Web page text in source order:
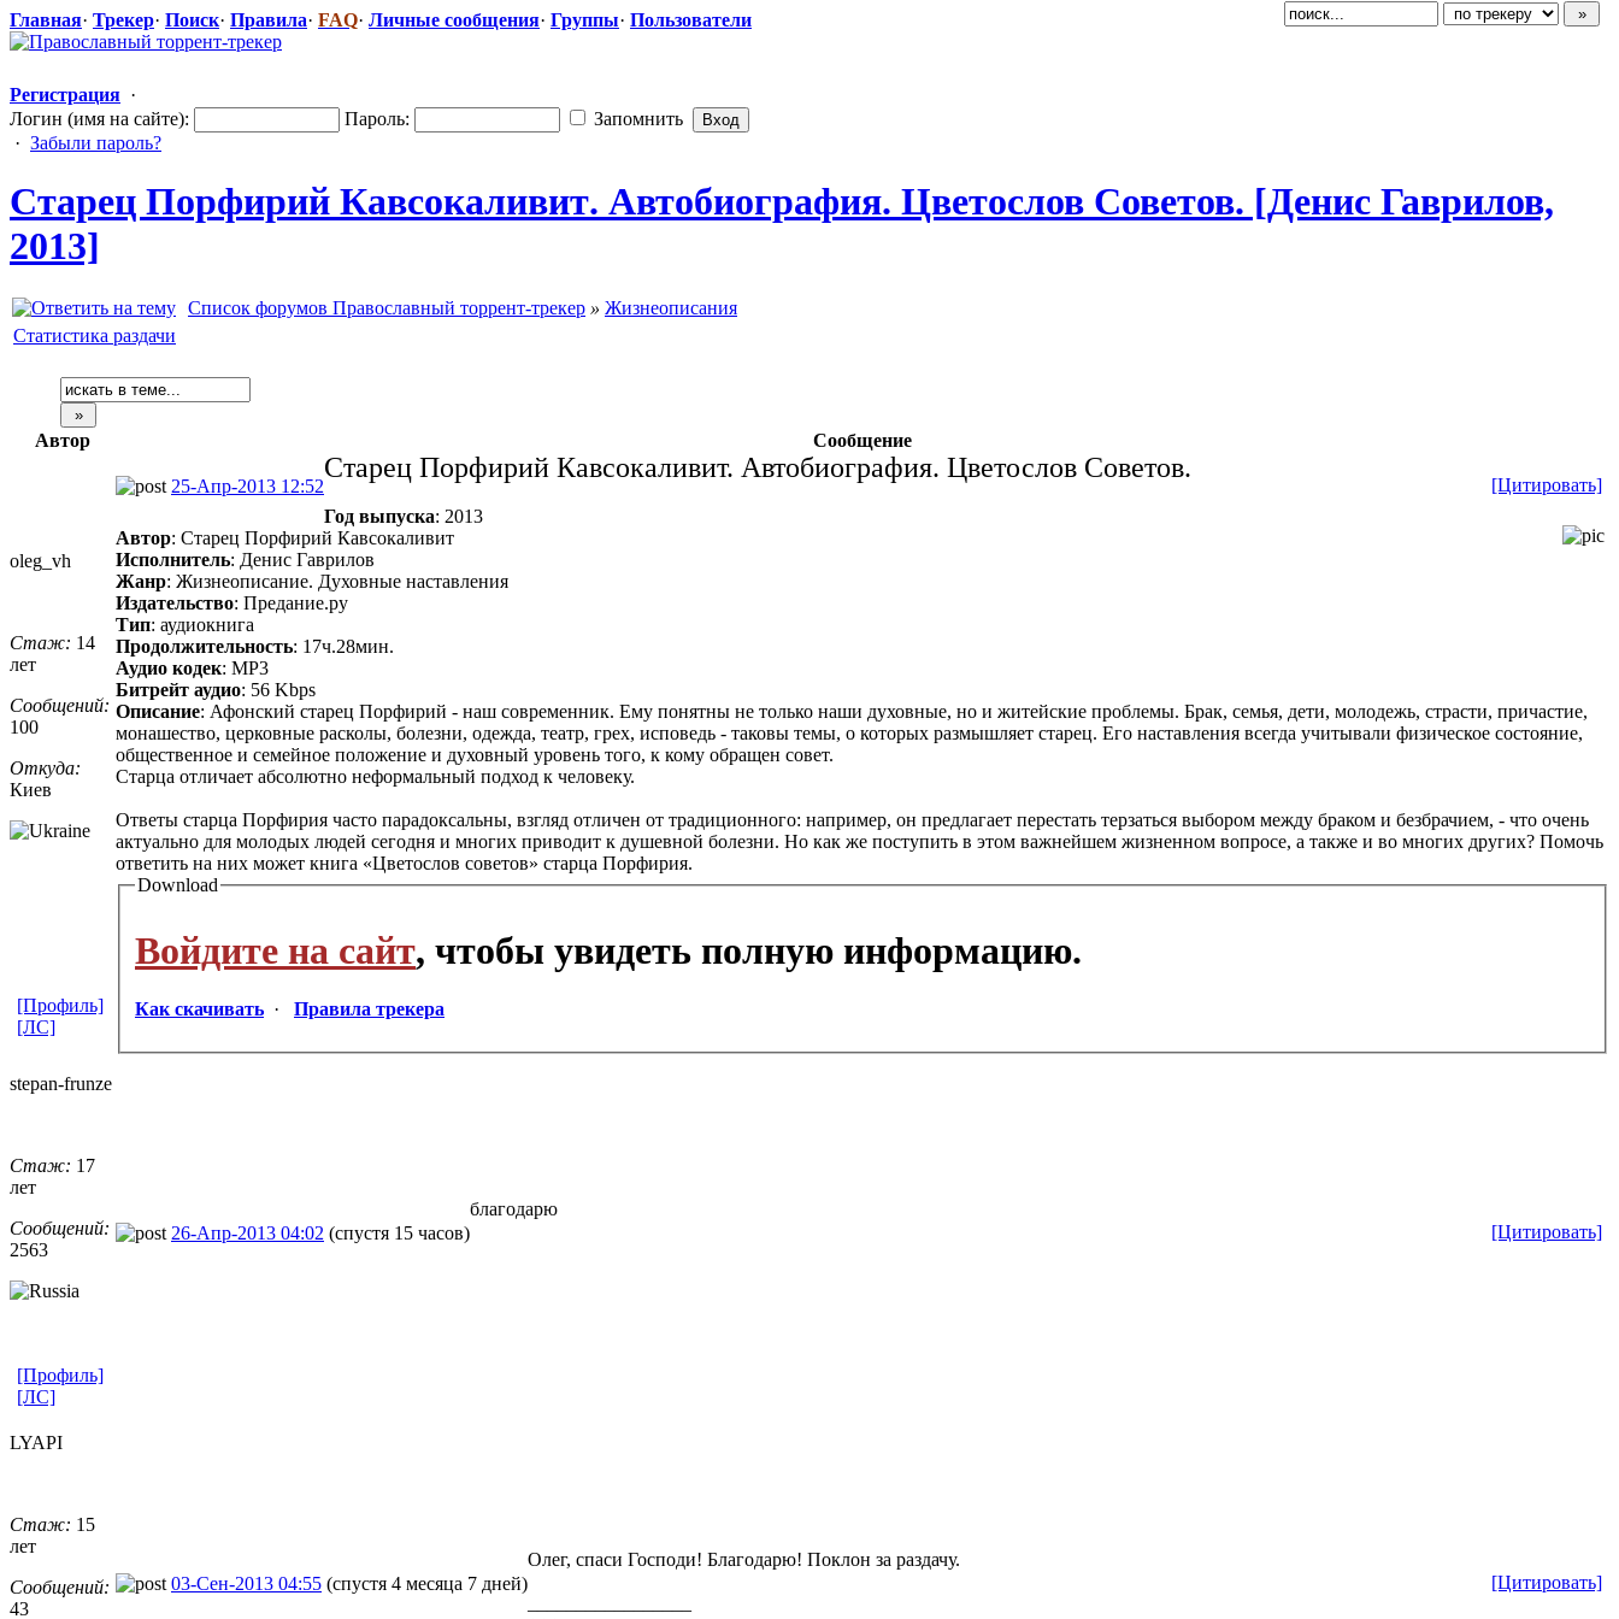
Главная· Трекер· Поиск· Правила· FAQ· Личные сообщения· Группы· Пользователи
Регистрация ·
Логин (имя на сайте):
Пароль:
Запомнить
· Забыли пароль?
Старец Порфирий Кавсокаливит​. Автобиографи​я. Цветослов Советов. [Денис Гаврилов,
2013]
Список форумов Православный торрент-трекер » Жизнеописания
Статистика раздачи
Автор Сообщение
oleg_vh
Стаж: 14
лет
Сообщений:
100
Откуда:
Киев
25-Апр-2013 12:52 [Цитировать]
Старец Порфирий Кавсокаливит. Автобиография. Цветослов Советов.
Год выпуска: 2013
Автор: Старец Порфирий Кавсокаливит
Исполнитель: Денис Гаврилов
Жанр: Жизнеописание. Духовные наставления
Издательство: Предание.ру
Тип: аудиокнига
Продолжительность: 17ч.28мин.
Аудио кодек: MP3
Битрейт аудио: 56 Kbps
Описание: Афонский старец Порфирий - наш современник. Ему понятны не только наши духовные, но и житейские проблемы. Брак, семья, дети, молодежь, страсти, причастие,
монашество, церковные расколы, болезни, одежда, театр, грех, исповедь - таковы темы, о которых размышляет старец. Его наставления всегда учитывали физическое состояние,
общественное и семейное положение и духовный уровень того, к кому обращен совет.
Старца отличает абсолютно неформальный подход к человеку.
Ответы старца Порфирия часто парадоксальны, взгляд отличен от традиционного: например, он предлагает перестать терзаться выбором между браком и безбрачием, - что очень
актуально для молодых людей сегодня и многих приводит к душевной болезни. Но как же поступить в этом важнейшем жизненном вопросе, а также и во многих других? Помочь
ответить на них может книга «Цветослов советов» старца Порфирия.
Download
Войдите на сайт, чтобы увидеть полную информацию.
Как скачивать · Правила трекера
[Профиль]
[ЛС]
stepan-frunz​e
Стаж: 17
лет
Сообщений:
2563
26-Апр-2013 04:02 (спустя 15 часов) [Цитировать]
благодарю
[Профиль]
[ЛС]
LYAPI
Стаж: 15
лет
Сообщений:
43
03-Сен-2013 04:55 (спустя 4 месяца 7 дней) [Цитировать]
Олег, спаси Господи! Благодарю! Поклон за раздачу.